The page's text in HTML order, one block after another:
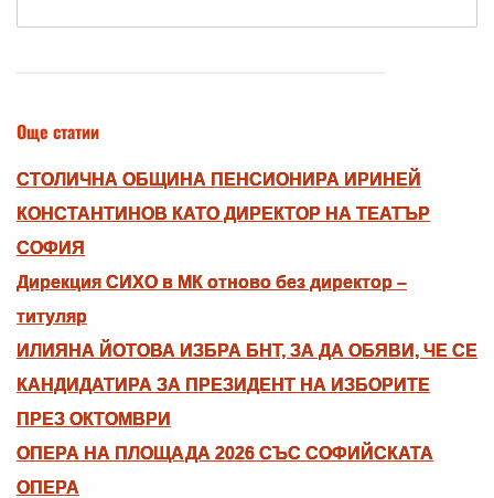
Още статии
СТОЛИЧНА ОБЩИНА ПЕНСИОНИРА ИРИНЕЙ
КОНСТАНТИНОВ КАТО ДИРЕКТОР НА ТЕАТЪР
СОФИЯ
Дирекция СИХО в МК отново без директор –
титуляр
ИЛИЯНА ЙОТОВА ИЗБРА БНТ, ЗА ДА ОБЯВИ, ЧЕ СЕ
КАНДИДАТИРА ЗА ПРЕЗИДЕНТ НА ИЗБОРИТЕ
ПРЕЗ ОКТОМВРИ
ОПЕРА НА ПЛОЩАДА 2026 СЪС СОФИЙСКАТА
ОПЕРА